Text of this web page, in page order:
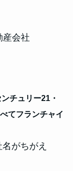
産会社
ンチュリー21・
てフランチャイ
がちがえ